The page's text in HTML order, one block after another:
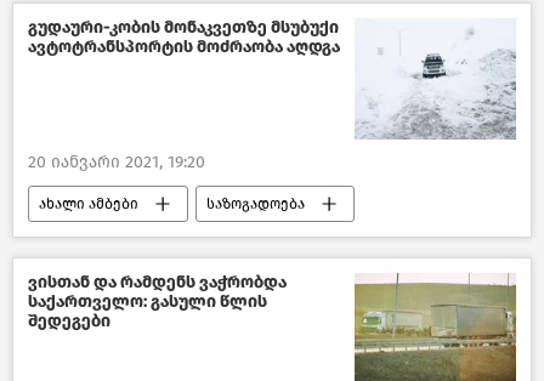
გუდაური-კობის მონაკვეთზე მსუბუქი
ავტოტრანსპორტის მოძრაობა აღდგა
20 იანვარი 2021, 19:20
ახალი ამბები საზოგადოება
საქართველო
ვისთან და რამდენს ვაჭრობდა
საქართველო: გასული წლის
შედეგები